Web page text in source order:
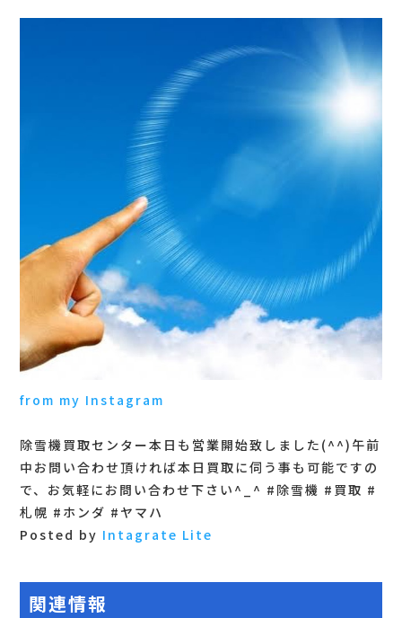
from my Instagram
除雪機買取センター本日も営業開始致しました(^^) 午前
中お問い合わせ頂ければ本日買取に伺う事も可能ですの
で、お気軽にお問い合わせ下さい^_^ #除雪機 #買取 #
札幌 #ホンダ #ヤマハ
Posted by Intagrate Lite
関連情報